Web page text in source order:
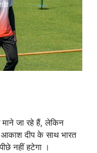
माने जा रहे हैं, लेकिन
आकाश दीप के साथ भारत
नहीं हटेगा ।